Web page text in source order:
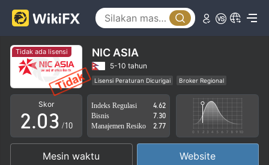
Tidak ada lisensi NIC ASIA
5-10 tahun
Lisensi Peraturan Dicurigai
Broker Regional
Potensi risiko tinggi
Skor
0
1
2
3
.0
1
0
1
2
3
4
/10
Indeks Regulasi
4.62
Bisnis
7.30
Manajemen Resiko
2.77
Mesin waktu Website